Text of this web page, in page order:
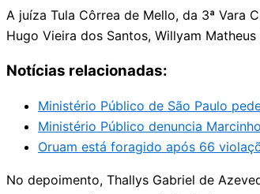
A juíza Tula Côrrea de Mello, da 3ª Vara
Hugo Vieira dos Santos, Willyam
Notícias relacionadas:
Ministério Público de São Paulo
Ministério Público denuncia
Oruam está foragido após 66
No depoimento, Thallys Gabriel de